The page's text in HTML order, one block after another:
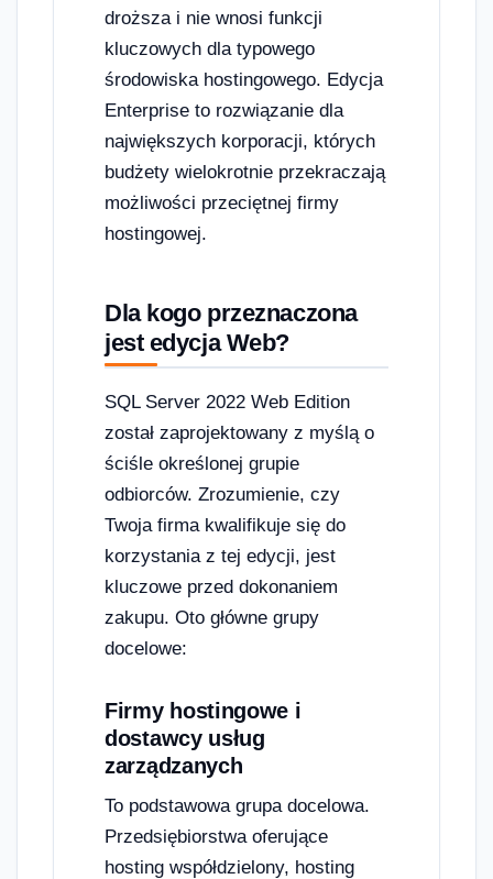
droższa i nie wnosi funkcji
kluczowych dla typowego
środowiska hostingowego. Edycja
Enterprise to rozwiązanie dla
największych korporacji, których
budżety wielokrotnie przekraczają
możliwości przeciętnej firmy
hostingowej.
Dla kogo przeznaczona
jest edycja Web?
SQL Server 2022 Web Edition
został zaprojektowany z myślą o
ściśle określonej grupie
odbiorców. Zrozumienie, czy
Twoja firma kwalifikuje się do
korzystania z tej edycji, jest
kluczowe przed dokonaniem
zakupu. Oto główne grupy
docelowe:
Firmy hostingowe i
dostawcy usług
zarządzanych
To podstawowa grupa docelowa.
Przedsiębiorstwa oferujące
hosting współdzielony, hosting